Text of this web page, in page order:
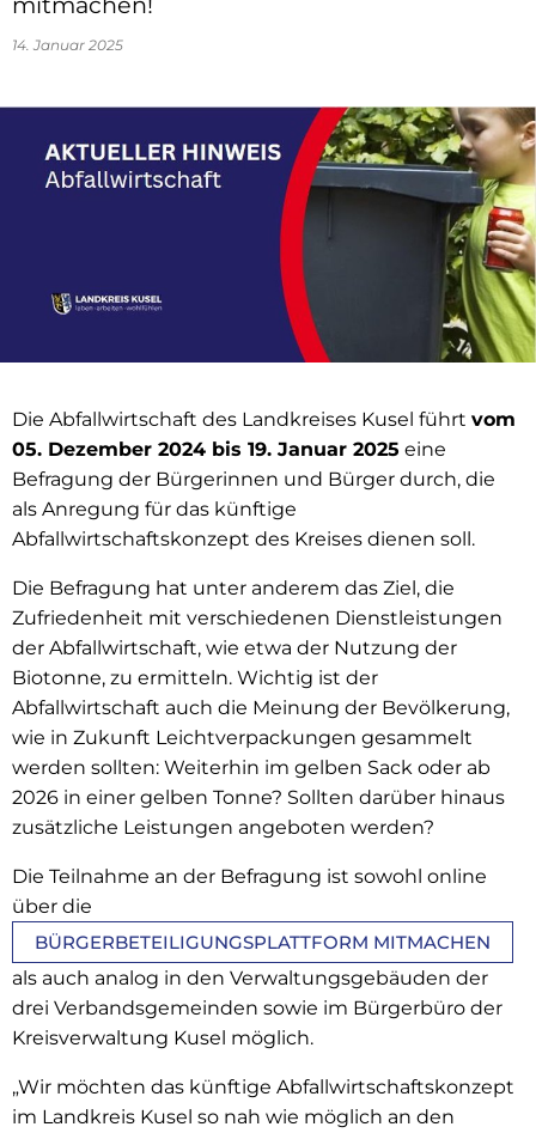
14. Januar 2025
Die Abfallwirtschaft des Landkreises Kusel führt vom
05. Dezember 2024 bis 19. Januar 2025 eine
Befragung der Bürgerinnen und Bürger durch, die
als Anregung für das künftige
Abfallwirtschaftskonzept des Kreises dienen soll.
Die Befragung hat unter anderem das Ziel, die
Zufriedenheit mit verschiedenen Dienstleistungen
der Abfallwirtschaft, wie etwa der Nutzung der
Biotonne, zu ermitteln. Wichtig ist der
Abfallwirtschaft auch die Meinung der Bevölkerung,
wie in Zukunft Leichtverpackungen gesammelt
werden sollten: Weiterhin im gelben Sack oder ab
2026 in einer gelben Tonne? Sollten darüber hinaus
zusätzliche Leistungen angeboten werden?
Die Teilnahme an der Befragung ist sowohl online
über die
BÜRGERBETEILIGUNGSPLATTFORM MITMACHEN
als auch analog in den Verwaltungsgebäuden der
drei Verbandsgemeinden sowie im Bürgerbüro der
Kreisverwaltung Kusel möglich.
„Wir möchten das künftige Abfallwirtschaftskonzept
im Landkreis Kusel so nah wie möglich an den